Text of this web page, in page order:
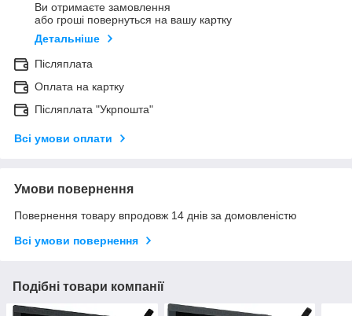
Ви отримаєте замовлення
або гроші повернуться на вашу картку
Детальніше
Післяплата
Оплата на картку
Післяплата "Укрпошта"
Всі умови оплати
Умови повернення
Повернення товару впродовж 14 днів за домовленістю
Всі умови повернення
Подібні товари компанії